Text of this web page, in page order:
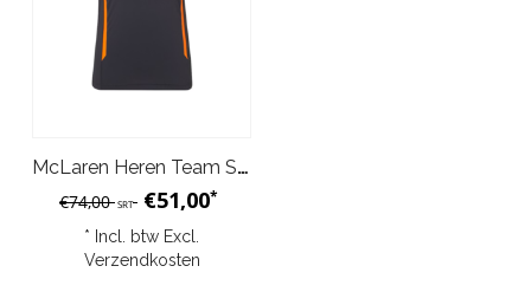
McLaren Heren Team Set Up T-Shirt Norris Phantom Grijs Oranje 2024
€74,00SRT €51,00*
* Incl. btw Excl.
Verzendkosten